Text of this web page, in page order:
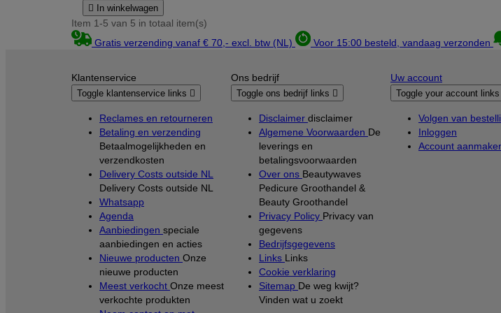

In winkelwagen
Item 1-5 van 5 in totaal item(s)
Gratis verzending vanaf € 70,- excl. btw (NL)
Voor 15:00 besteld, vandaag verzonden
Klantenservice
Toggle klantenservice links 
Reclames en retourneren
Betaling en verzending
Betaalmogelijkheden en
verzendkosten
Delivery Costs outside NL
Delivery Costs outside NL
Whatsapp
Agenda
Aanbiedingen speciale
aanbiedingen en acties
Nieuwe producten Onze
nieuwe producten
Meest verkocht Onze meest
verkochte produkten
Ons bedrijf
Toggle ons bedrijf links 
Disclaimer disclaimer
Algemene Voorwaarden De
leverings en
betalingsvoorwaarden
Over ons Beautywaves
Pedicure Groothandel &
Beauty Groothandel
Privacy Policy Privacy van
gegevens
Bedrijfsgegevens
Links Links
Cookie verklaring
Sitemap De weg kwijt?
Vinden wat u zoekt
Uw account
Toggle your account links
Volgen van
Inloggen
Account